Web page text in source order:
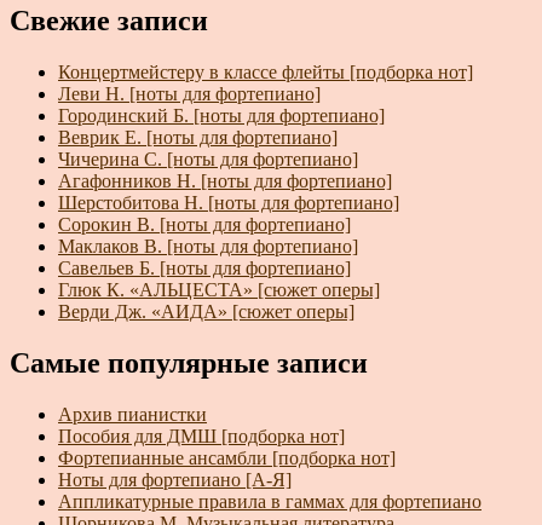
Свежие записи
Концертмейстеру в классе флейты [подборка нот]
Леви Н. [ноты для фортепиано]
Городинский Б. [ноты для фортепиано]
Веврик Е. [ноты для фортепиано]
Чичерина С. [ноты для фортепиано]
Агафонников Н. [ноты для фортепиано]
Шерстобитова Н. [ноты для фортепиано]
Сорокин В. [ноты для фортепиано]
Маклаков В. [ноты для фортепиано]
Савельев Б. [ноты для фортепиано]
Глюк К. «АЛЬЦЕСТА» [сюжет оперы]
Верди Дж. «АИДА» [сюжет оперы]
Самые популярные записи
Архив пианистки
Пособия для ДМШ [подборка нот]
Фортепианные ансамбли [подборка нот]
Ноты для фортепиано [А-Я]
Аппликатурные правила в гаммах для фортепиано